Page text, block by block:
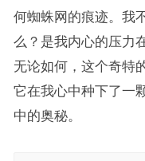
何蜘蛛网的痕迹。我
么？是我内心的压力
无论如何，这个奇特
它在我心中种下了一
中的奥秘。